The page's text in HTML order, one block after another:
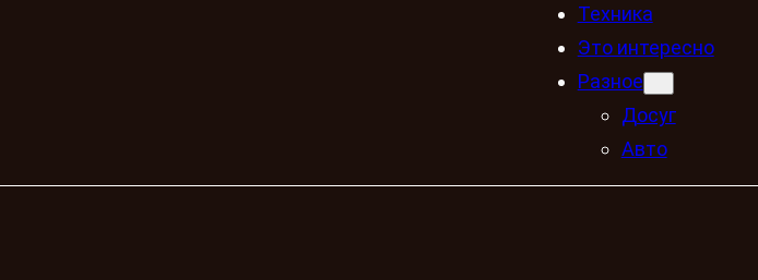
Техника
Это интересно
Разное
Досуг
Авто